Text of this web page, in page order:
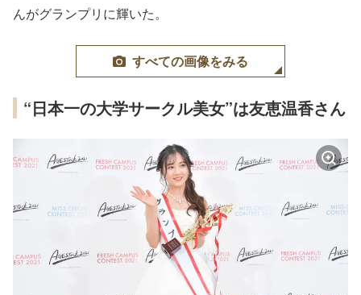
んがグランプリに輝いた。
すべての画像をみる
“日本一の大学サークル美女”は友恵温香さん